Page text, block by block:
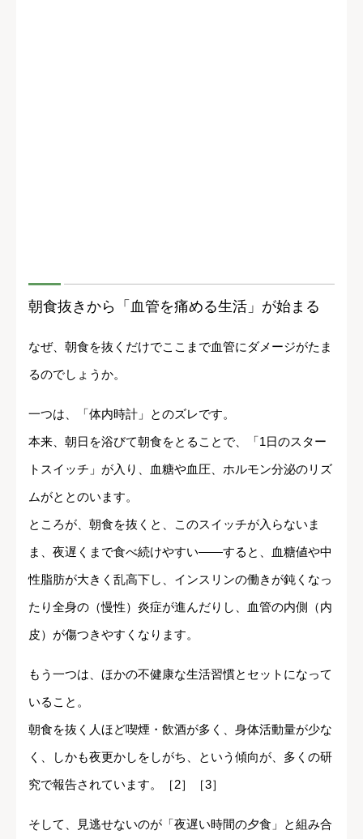
朝食抜きから「血管を痛める生活」が始まる
なぜ、朝食を抜くだけでここまで血管にダメージがたま
るのでしょうか。
一つは、「体内時計」とのズレです。
本来、朝日を浴びて朝食をとることで、「1日のスター
トスイッチ」が入り、血糖や血圧、ホルモン分泌のリズ
ムがととのいます。
ところが、朝食を抜くと、このスイッチが入らないま
ま、夜遅くまで食べ続けやすい――すると、血糖値や中
性脂肪が大きく乱高下し、インスリンの働きが鈍くなっ
たり全身の（慢性）炎症が進んだりし、血管の内側（内
皮）が傷つきやすくなります。
もう一つは、ほかの不健康な生活習慣とセットになって
いること。
朝食を抜く人ほど喫煙・飲酒が多く、身体活動量が少な
く、しかも夜更かしをしがち、という傾向が、多くの研
究で報告されています。［2］［3］
そして、見逃せないのが「夜遅い時間の夕食」と組み合